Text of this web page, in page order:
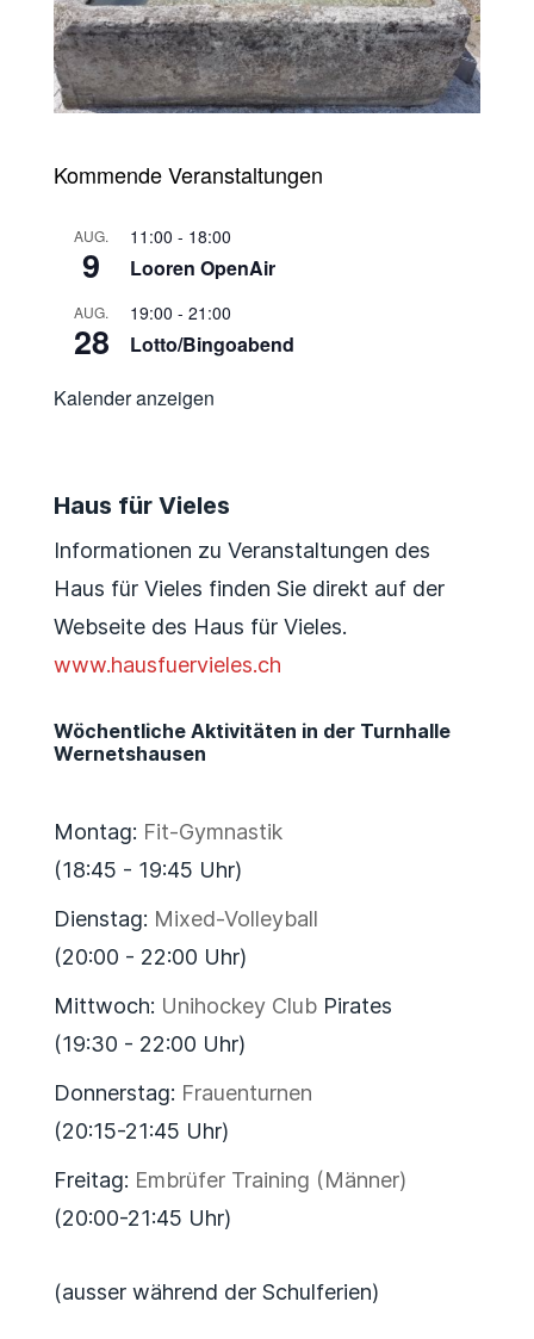
Kommende Veranstaltungen
AUG.
9
11:00 - 18:00
Looren OpenAir
AUG.
28
19:00 - 21:00
Lotto/Bingoabend
Kalender anzeigen
Haus für Vieles
Informationen zu Veranstaltungen des
Haus für Vieles finden Sie direkt auf der
Webseite des Haus für Vieles.
www.hausfuervieles.ch
Wöchentliche Aktivitäten in der Turnhalle
Wernetshausen
Montag: Fit-Gymnastik
(18:45 - 19:45 Uhr)
Dienstag: Mixed-Volleyball
(20:00 - 22:00 Uhr)
Mittwoch: Unihockey ClubPirates
(19:30 - 22:00 Uhr)
Donnerstag: Frauenturnen
(20:15-21:45 Uhr)
Freitag: Embrüfer Training (Männer)
(20:00-21:45 Uhr)
(ausser während der Schulferien)